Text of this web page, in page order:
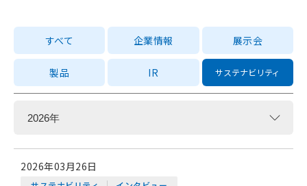
すべて 企業情報 展示会
製品 IR サステナビリティ
2026年03月26日